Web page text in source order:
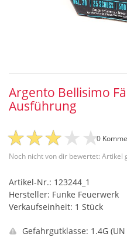
Argento Bellisimo
Ausführung
Noch nicht von dir bewertet: Artikel
0
Artikel-Nr.: 123244_1
Hersteller: Funke Feuerwerk
Verkaufseinheit: 1 Stück
Gefahrgutklasse: 1.4G (UN